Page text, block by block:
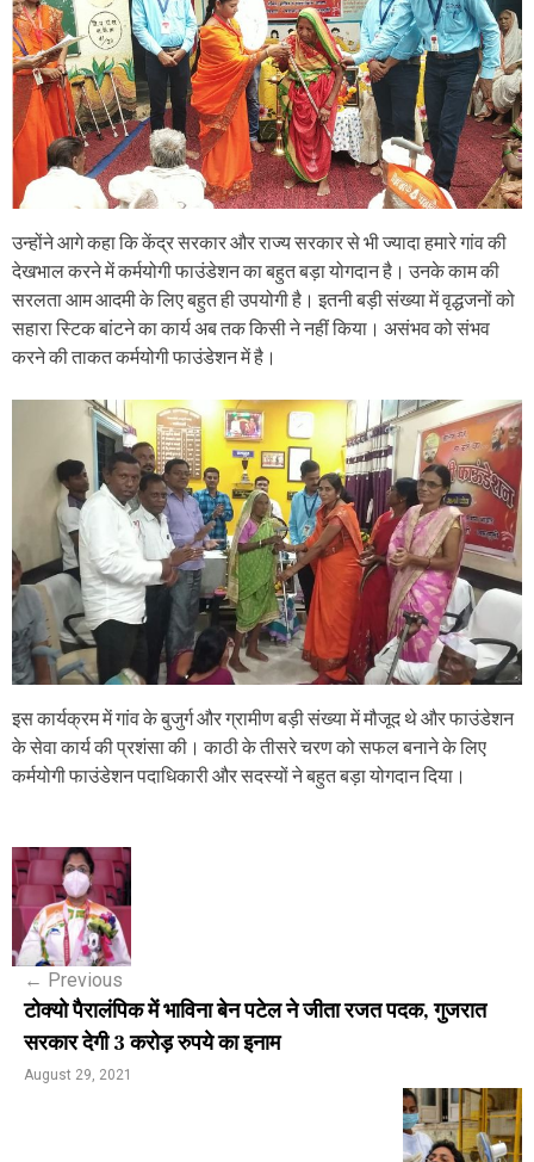
उन्होंने आगे कहा कि केंद्र सरकार और राज्य सरकार से भी ज्यादा हमारे गांव की
देखभाल करने में कर्मयोगी फाउंडेशन का बहुत बड़ा योगदान है। उनके काम की
सरलता आम आदमी के लिए बहुत ही उपयोगी है। इतनी बड़ी संख्या में वृद्धजनों को
सहारा स्टिक बांटने का कार्य अब तक किसी ने नहीं किया। असंभव को संभव
करने की ताकत कर्मयोगी फाउंडेशन में है।
इस कार्यक्रम में गांव के बुजुर्ग और ग्रामीण बड़ी संख्या में मौजूद थे और फाउंडेशन
के सेवा कार्य की प्रशंसा की। काठी के तीसरे चरण को सफल बनाने के लिए
कर्मयोगी फाउंडेशन पदाधिकारी और सदस्यों ने बहुत बड़ा योगदान दिया।
P
o
s
n
a
← Previous
टोक्यो पैरालंपिक में भाविना बेन पटेल ने जीता रजत पदक, गुजरात
सरकार देगी 3 करोड़ रुपये का इनाम
August 29, 2021